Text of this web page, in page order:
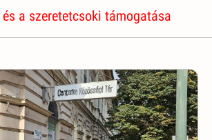
a szeretetcsoki támogatása